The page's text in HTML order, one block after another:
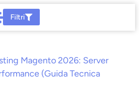
Filtri
Magento 2026: Server
(Guida Tecnica